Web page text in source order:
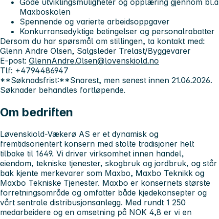
Maxboskolen
Spennende og varierte arbeidsoppgaver
Konkurransedyktige betingelser og personalrabatter
Dersom du har spørsmål om stillingen, ta kontakt med:
Glenn Andre Olsen, Salgsleder Trelast/Byggevarer
E-post: GlennAndre.Olsen@lovenskiold.no
Tlf: +4794486947
**Søknadsfrist:**Snarest, men senest innen 21.06.2026.
Søknader behandles fortløpende.
Om bedriften
Løvenskiold-Vækerø AS er et dynamisk og
fremtidsorientert konsern med stolte tradisjoner helt
tilbake til 1649. Vi driver virksomhet innen handel,
eiendom, tekniske tjenester, skogbruk og jordbruk, og står
bak kjente merkevarer som Maxbo, Maxbo Teknikk og
Maxbo Tekniske Tjenester. Maxbo er konsernets største
forretningsområde og omfatter både kjedekonsepter og
vårt sentrale distribusjonsanlegg. Med rundt 1 250
medarbeidere og en omsetning på NOK 4,8 er vi en